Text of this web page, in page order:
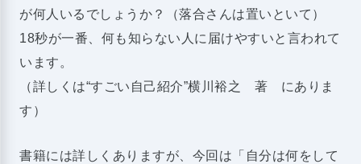
が何人いるでしょうか？（落合さんは置いといて）
18秒が一番、何も知らない人に届けやすいと言われて
います。
（詳しくは“すごい自己紹介”横川裕之 著 にありま
す）
書籍には詳しくありますが、今回は「自分は何をして